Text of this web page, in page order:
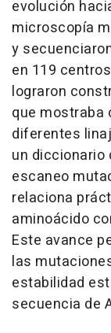
evolución
microscopía
y
en 119
lograron
que mostraba
diferentes
un diccionario
escaneo
relaciona
aminoácido
Este avance
las
estabilidad
secuencia de